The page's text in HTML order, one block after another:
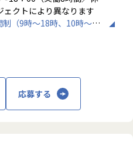
が即対応し、迅速に調
へ
」「育成に関わる経験をし
ながら、段階的にマネジメ
します。リーダー未経験か
プロジェクトにより異なります
制（9時～18時、10時～19
有（月平均20時間）
応募する